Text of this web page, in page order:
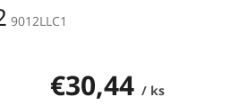
9012LLC1
€30,44 / ks